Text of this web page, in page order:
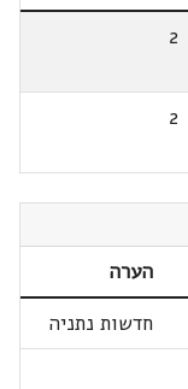
2
2
הערה
חדשות נתניה